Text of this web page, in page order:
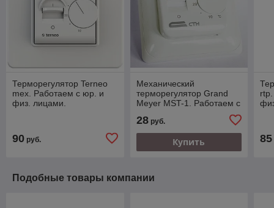
Терморегулятор Terneo
mex. Работаем с юр. и
физ. лицами.
90 руб.
Механический
терморегулятор Grand
Meyer MST-1. Работаем с
28руб.
Купить 85
Подобные товары компании